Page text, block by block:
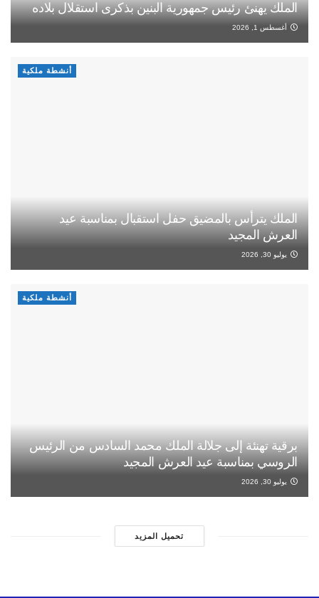
الملك يهنئ رئيس جمهورية البنين بذكرى استقلال بلاده
أغسطس 1, 2026
أنشطة ملكية
الملك يترأس بالمضيق حفل استقبال بمناسبة عيد
العرش المجيد
يوليو 30, 2026
أنشطة ملكية
برقية تهنئة إلى جلالة الملك محمد السادس من الرئيس
الروسي بمناسبة عيد العرش المجيد
يوليو 30, 2026
تحميل المزيد